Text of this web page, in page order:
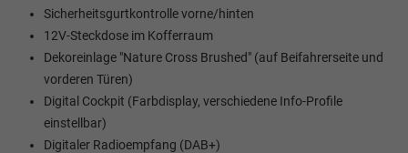
Sicherheitsgurtkontrolle vorne/hinten
12V-Steckdose im Kofferraum
Dekoreinlage "Nature Cross Brushed" (auf Beifahrerseite und
vorderen Türen)
Digital Cockpit (Farbdisplay, verschiedene Info-Profile
einstellbar)
Digitaler Radioempfang (DAB+)